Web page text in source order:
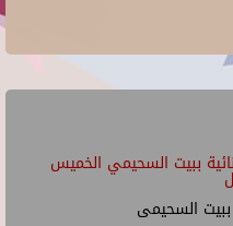
ببيت السحيمي الخميس
ببيت السحيمى